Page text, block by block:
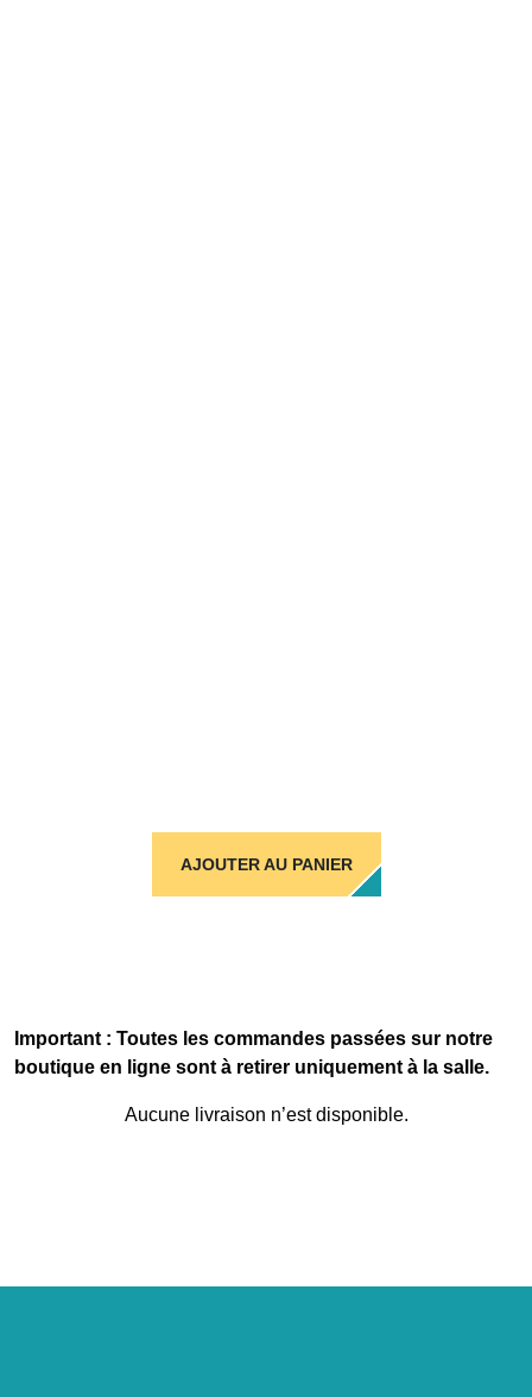
AJOUTER AU PANIER
Important : Toutes les commandes passées sur notre
boutique en ligne sont à retirer uniquement à la salle.
Aucune livraison n’est disponible.